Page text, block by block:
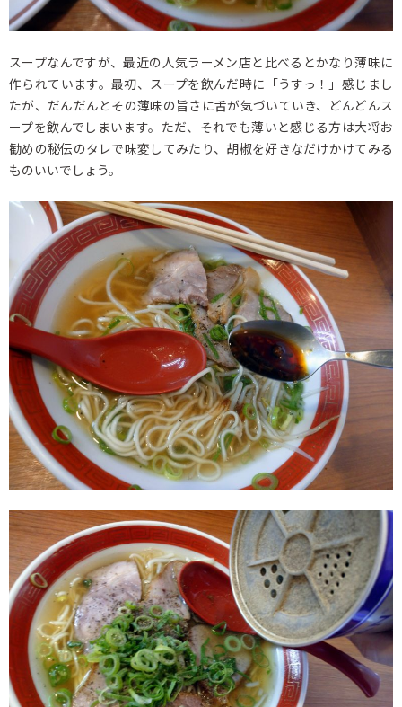
スープなんですが、最近の人気ラーメン店と比べるとかなり薄味に
作られています。最初、スープを飲んだ時に「うすっ！」感じまし
たが、だんだんとその薄味の旨さに舌が気づいていき、どんどんス
ープを飲んでしまいます。ただ、それでも薄いと感じる方は大将お
勧めの秘伝のタレで味変してみたり、胡椒を好きなだけかけてみる
ものいいでしょう。